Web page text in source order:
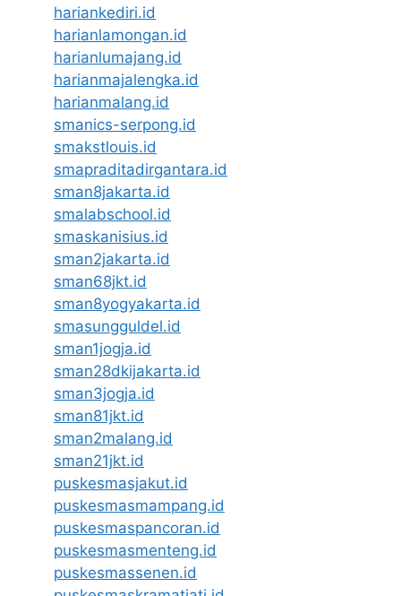
hariankediri.id
harianlamongan.id
harianlumajang.id
harianmajalengka.id
harianmalang.id
smanics-serpong.id
smakstlouis.id
smapraditadirgantara.id
sman8jakarta.id
smalabschool.id
smaskanisius.id
sman2jakarta.id
sman68jkt.id
sman8yogyakarta.id
smasungguldel.id
sman1jogja.id
sman28dkijakarta.id
sman3jogja.id
sman81jkt.id
sman2malang.id
sman21jkt.id
puskesmasjakut.id
puskesmasmampang.id
puskesmaspancoran.id
puskesmasmenteng.id
puskesmassenen.id